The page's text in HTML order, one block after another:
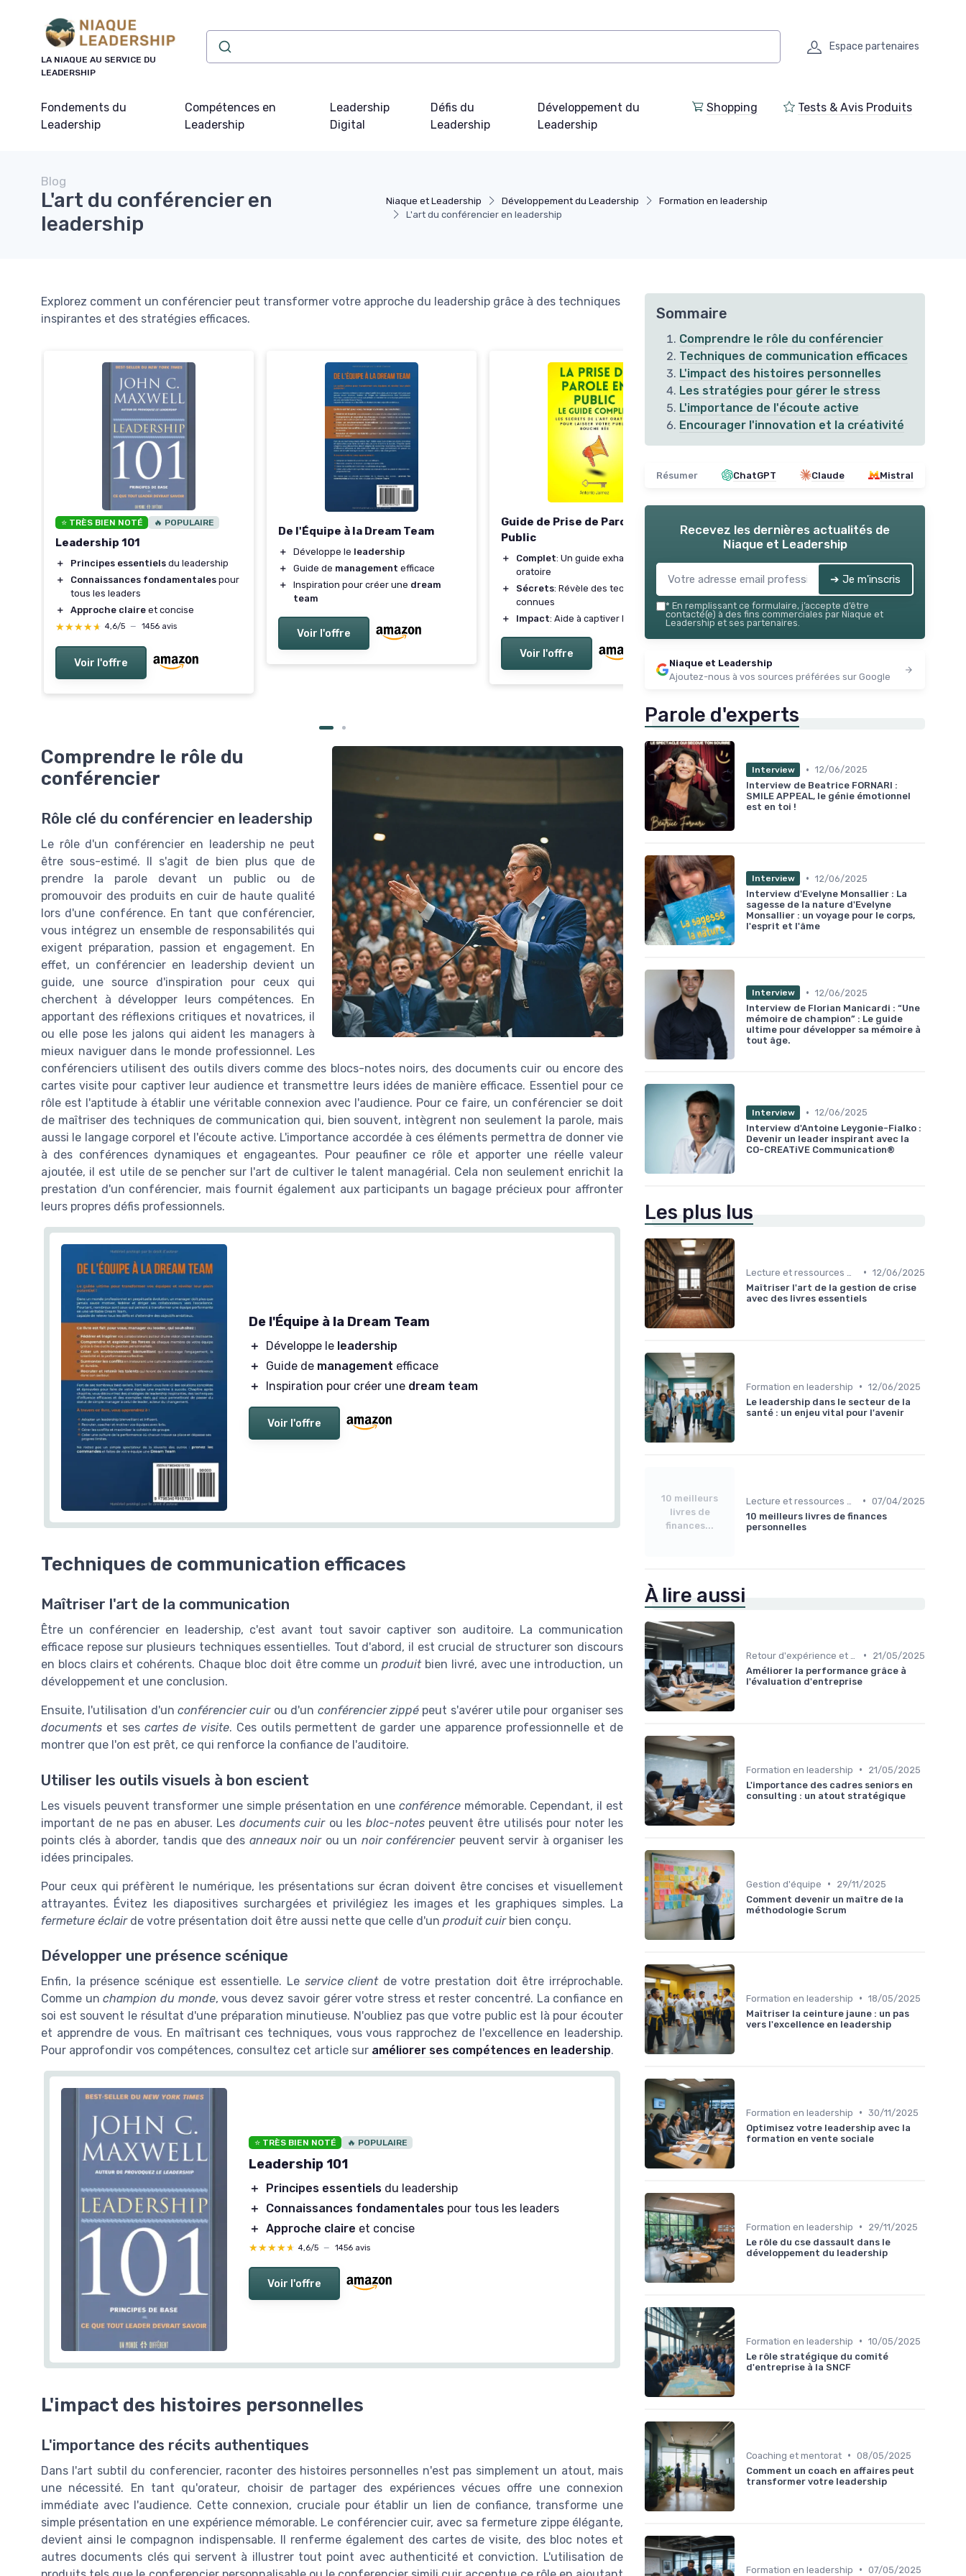
LA NIAQUE AU SERVICE DU
LEADERSHIP
Espace partenaires
Fondements du
Leadership
Compétences en
Leadership
Leadership
Digital
Défis du
Leadership
Développement du
Leadership
Shopping Tests & Avis Produits
Niaque et Leadership Développement du Leadership
Formation en leadership
L'art du conférencier en leadership
Blog
L'art du conférencier en
leadership
Explorez comment un conférencier peut transformer votre approche du leadership grâce à des techniques
inspirantes et des stratégies efficaces.
⭐ TRÈS BIEN NOTÉ 🔥 POPULAIRE
Leadership 101
＋ Principes essentiels du leadership
＋
Connaissances fondamentales pour
tous les leaders
＋
Approche claire et concise
★★★★★
★★★★★ 4,6/5 — 1456 avis
Voir l'offre
De l'Équipe à la Dream Team
＋ Développe le leadership
＋
Guide de management efficace
＋
Inspiration pour créer une dream
team
Voir l'offre
Guide de Prise de Parole en
Public
＋ Complet: Un guide exhaustif sur l'art
oratoire
＋
Sécrets: Révèle des techniques peu
connues
＋
Impact: Aide à captiver le public
Voir l'offre
Prise de parole avec DISC
＋ Améliore laconfianceen soi
＋ Techniquesadaptées aux différents
types de personnalités
interactionsavec le public
＋ Permet de mieuxcomprendre
son
auditoire
★★★★★
★★★★★ 4,7/5 — 10 avis
Voir l'offre
Comprendre le rôle du
conférencier
Rôle clé du conférencier en leadership
Le rôle d'un conférencier en leadership ne peut
être sous-estimé. Il s'agit de bien plus que de
prendre la parole devant un public ou de
promouvoir des produits en cuir de haute qualité
lors d'une conférence. En tant que conférencier,
vous intégrez un ensemble de responsabilités qui
exigent préparation, passion et engagement. En
effet, un conférencier en leadership devient un
guide, une source d'inspiration pour ceux qui
cherchent à développer leurs compétences. En
apportant des réflexions critiques et novatrices, il
ou elle pose les jalons qui aident les managers à
mieux naviguer dans le monde professionnel. Les
conférenciers utilisent des outils divers comme des blocs-notes noirs, des documents cuir ou encore des
cartes visite pour captiver leur audience et transmettre leurs idées de manière efficace. Essentiel pour ce
rôle est l'aptitude à établir une véritable connexion avec l'audience. Pour ce faire, un conférencier se doit
de maîtriser des techniques de communication qui, bien souvent, intègrent non seulement la parole, mais
aussi le langage corporel et l'écoute active. L'importance accordée à ces éléments permettra de donner vie
à des conférences dynamiques et engageantes. Pour peaufiner ce rôle et apporter une réelle valeur
ajoutée, il est utile de se pencher sur l'art de cultiver le talent managérial. Cela non seulement enrichit la
prestation d'un conférencier, mais fournit également aux participants un bagage précieux pour affronter
leurs propres défis professionnels.
De l'Équipe à la Dream Team
＋ Développe le leadership
＋
Guide de management efficace
＋
Inspiration pour créer une dream team
Voir l'offre
Techniques de communication efficaces
Maîtriser l'art de la communication
Être un conférencier en leadership, c'est avant tout savoir captiver son auditoire. La communication
efficace repose sur plusieurs techniques essentielles. Tout d'abord, il est crucial de structurer son discours
en blocs clairs et cohérents. Chaque bloc doit être comme unproduitbien livré, avec une introduction, un
développement et une conclusion.
Ensuite, l'utilisation d'unconférencier cuirou d'un conférencier zippépeut s'avérer utile pour organiser ses
documents et ses cartes de visite. Ces outils permettent de garder une apparence professionnelle et de
montrer que l'on est prêt, ce qui renforce la confiance de l'auditoire.
Utiliser les outils visuels à bon escient
Les visuels peuvent transformer une simple présentation en une conférencemémorable. Cependant, il est
important de ne pas en abuser. Les documents cuirou les bloc-notespeuvent être utilisés pour noter les
points clés à aborder, tandis que des anneaux noirou un noir conférencierpeuvent servir à organiser les
idées principales.
Pour ceux qui préfèrent le numérique, les présentations sur écran doivent être concises et visuellement
attrayantes. Évitez les diapositives surchargées et privilégiez les images et les graphiques simples. La
fermeture éclairde votre présentation doit être aussi nette que celle d'un produit cuirbien conçu.
Développer une présence scénique
Enfin, la présence scénique est essentielle. Le service clientde votre prestation doit être irréprochable.
Comme unchampion du monde, vous devez savoir gérer votre stress et rester concentré. La confiance en
soi est souvent le résultat d'une préparation minutieuse. N'oubliez pas que votre public est là pour écouter
et apprendre de vous. En maîtrisant ces techniques, vous vous rapprochez de l'excellence en leadership.
Pour approfondir vos compétences, consultez cet article sur améliorer ses compétences en leadership.
⭐ TRÈS BIEN NOTÉ 🔥 POPULAIRE
Leadership 101
＋ Principes essentiels du leadership
＋
Connaissances fondamentales pour tous les leaders
＋ Approche claire et concise
★★★★★
★★★★★ 4,6/5 — 1456 avis
Voir l'offre
L'impact des histoires personnelles
L'importance des récits authentiques
Dans l'art subtil du conferencier, raconter des histoires personnelles n'est pas simplement un atout, mais
une nécessité. En tant qu'orateur, choisir de partager des expériences vécues offre une connexion
immédiate avec l'audience. Cette connexion, cruciale pour établir un lien de confiance, transforme une
simple présentation en une expérience mémorable. Le conférencier cuir, avec sa fermeture zippe élégante,
devient ainsi le compagnon indispensable. Il renferme également des cartes de visite, des bloc notes et
autres documents clés qui servent à illustrer tout point avec authenticité et conviction. L'utilisation de
Sommaire
Comprendre le rôle du conférencier
Techniques de communication efficaces
L'impact des histoires personnelles
Les stratégies pour gérer le stress
L'importance de l'écoute active
Encourager l'innovation et la créativité
Résumer ChatGPT Claude Mistral
Recevez les dernières actualités de
Niaque et Leadership
➔ Je m'inscris
* En remplissant ce formulaire, j’accepte d’être
contacté(e) à des fins commerciales par Niaque et
Leadership et ses partenaires.
Niaque et Leadership
Ajoutez-nous à vos sources préférées sur Google
Parole d'experts
Interview • 12/06/2025
Interview de Beatrice FORNARI :
SMILE APPEAL, le génie émotionnel
est en toi !
Interview • 12/06/2025
Interview d'Evelyne Monsallier : La
sagesse de la nature d'Evelyne
Monsallier : un voyage pour le corps,
l'esprit et l'âme
Interview • 12/06/2025
Interview de Florian Manicardi : “Une
mémoire de champion” : Le guide
ultime pour développer sa mémoire à
tout âge.
Interview • 12/06/2025
Interview d'Antoine Leygonie-Fialko :
Devenir un leader inspirant avec la
CO-CREATiVE Communication®
Les plus lus
• 12/06/2025
Maîtriser l'art de la gestion de crise
avec des livres essentiels
Formation en leadership • 12/06/2025
Le leadership dans le secteur de la
santé : un enjeu vital pour l'avenir
10 meilleurs
livres de
finances...
• 07/04/2025
10 meilleurs livres de finances
personnelles
À lire aussi
•
21/05/2025
Améliorer la performance grâce à
l'évaluation d'entreprise
Formation en leadership •
21/05/2025
L'importance des cadres seniors en
consulting : un atout stratégique
Gestion d'équipe •
29/11/2025
Comment devenir un maître de la
méthodologie Scrum
Formation en leadership • 18/05/2025
Maîtriser la ceinture jaune : un pas
vers l'excellence en leadership
Formation en leadership • 30/11/2025
Optimisez votre leadership avec la
formation en vente sociale
Formation en leadership •
29/11/2025
Le rôle du cse dassault dans le
développement du leadership
Formation en leadership • 10/05/2025
Le rôle stratégique du comité
d'entreprise à la SNCF
Coaching et mentorat • 08/05/2025
Comment un coach en affaires peut
transformer votre leadership
Formation en leadership • 07/05/2025